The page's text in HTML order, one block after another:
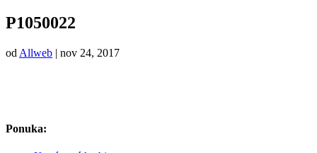
P1050022
od Allweb | nov 24, 2017
Ponuka: